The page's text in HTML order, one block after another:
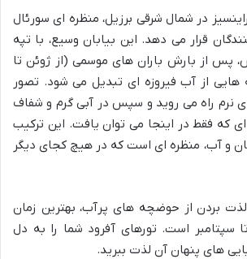
در شمال شرقی برزیل، منظره ای سورئال
قرار می دهد. این بیابان وسیع، با تپه
پس از بارش باران های موسمی (از ژوئن تا
از آب فیروزه ای تبدیل می شود. تصور
نرم راه می روید و سپس در آبی گرم و شفاف
که فقط در اینجا می توان یافت. این ترکیب
و آب، منظره ای است که در هیچ کجای دیگر
لذت بردن از حوضچه های پرآب، بهترین زمان
سپتامبر است. تورهای آفرود شما را به دل
های پنهان آن لذت ببرید.